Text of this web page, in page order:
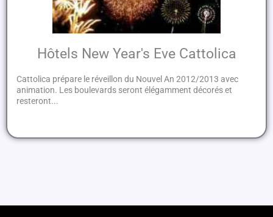
Hôtels New Year's Eve Cattolica
Cattolica prépare le réveillon du Nouvel An 2012/2013 avec
animation. Les boulevards seront élégamment décorés et
resteront...